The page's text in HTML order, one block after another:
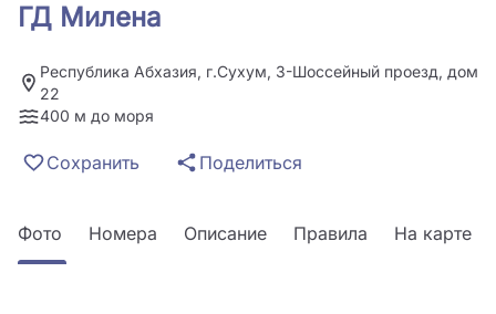
ГД Милена
Республика Абхазия, г.Сухум, 3-Шоссейный проезд, дом
22
400 м до моря
Сохранить Поделиться
Фото Номера Описание Правила На карте